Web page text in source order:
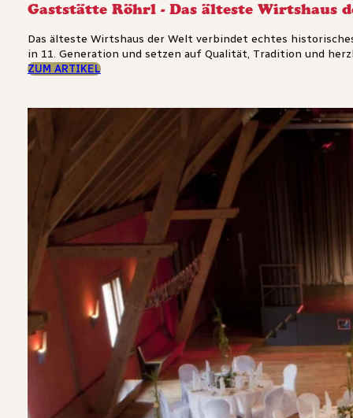
Gaststätte Röhrl - Das älteste Wirtshaus
Das älteste Wirtshaus der Welt verbindet echtes
in 11. Generation und setzen auf Qualität, Tradition und
ZUM ARTIKEL